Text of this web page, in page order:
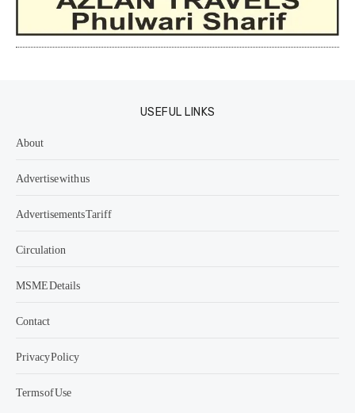
USEFUL LINKS
About
Advertise with us
Advertisements Tariff
Circulation
MSME Details
Contact
Privacy Policy
Terms of Use